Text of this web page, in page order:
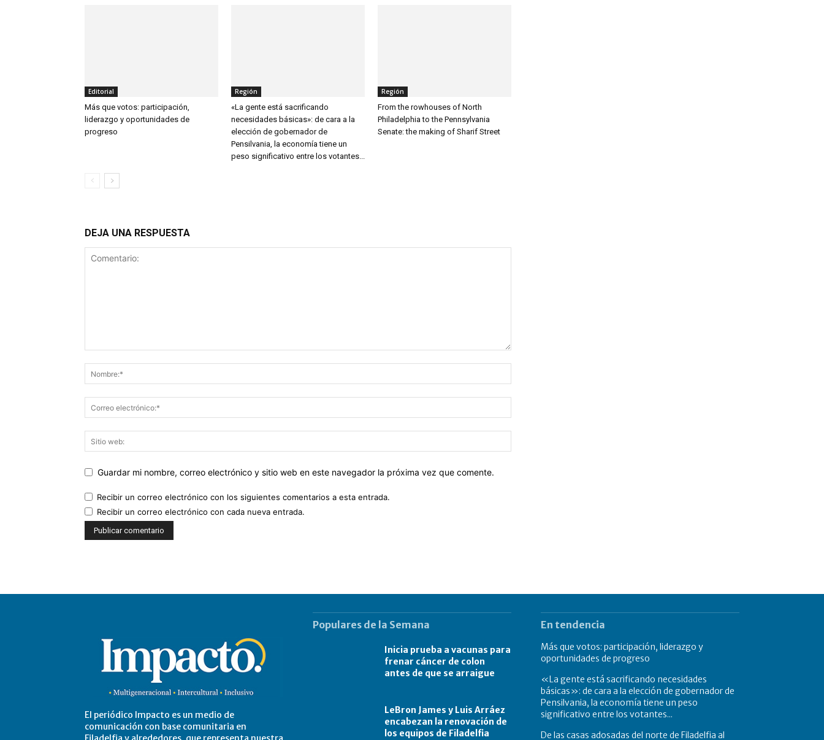
Editorial
Más que votos: participación,
liderazgo y oportunidades de
progreso
Región
«La gente está sacrificando
necesidades básicas»: de cara a la
elección de gobernador de
Pensilvania, la economía tiene un
peso significativo entre los votantes...
Región
From the rowhouses of North
Philadelphia to the Pennsylvania
Senate: the making of Sharif Street
DEJA UNA RESPUESTA
Guardar mi nombre, correo electrónico y sitio web en este navegador la próxima vez que comente.
Recibir un correo electrónico con los siguientes comentarios a esta entrada.
Recibir un correo electrónico con cada nueva entrada.
El periódico Impacto es un medio de
comunicación con base comunitaria en
Populares de la Semana
Inicia prueba a vacunas para
frenar cáncer de colon
antes de que se arraigue
LeBron James y Luis Arráez
encabezan la renovación de
los equipos de Filadelfia
En tendencia
Más que votos: participación, liderazgo y
oportunidades de progreso
«La gente está sacrificando necesidades
básicas»: de cara a la elección de gobernador de
Pensilvania, la economía tiene un peso
significativo entre los votantes...
De las casas adosadas del norte de Filadelfia al